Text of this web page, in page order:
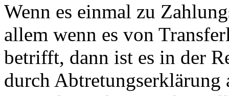
Wenn es einmal zu
allem wenn es von
betrifft, dann ist es in der
durch